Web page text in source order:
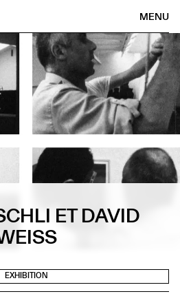
MENU
ET DAVID
EXHIBITION